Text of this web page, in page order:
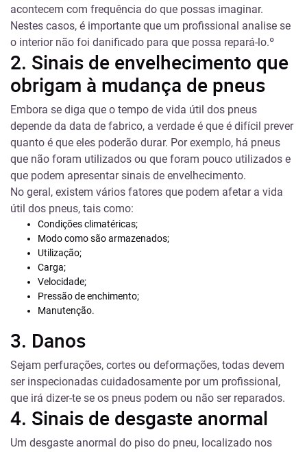
acontecem com frequência do que possas imaginar.
Nestes casos, é importante que um profissional analise se
o interior não foi danificado para que possa repará-lo.º
2. Sinais de envelhecimento que
obrigam à mudança de pneus
Embora se diga que o tempo de vida útil dos pneus
depende da data de fabrico, a verdade é que é difícil prever
quanto é que eles poderão durar. Por exemplo, há pneus
que não foram utilizados ou que foram pouco utilizados e
que podem apresentar sinais de envelhecimento.
No geral, existem vários fatores que podem afetar a vida
útil dos pneus, tais como:
Condições climatéricas;
Modo como são armazenados;
Utilização;
Carga;
Velocidade;
Pressão de enchimento;
Manutenção.
3. Danos
Sejam perfurações, cortes ou deformações, todas devem
ser inspecionadas cuidadosamente por um profissional,
que irá dizer-te se os pneus podem ou não ser reparados.
4. Sinais de desgaste anormal
Um desgaste anormal do piso do pneu, localizado nos